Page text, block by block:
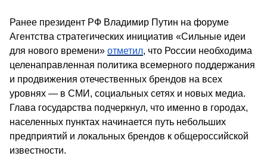
Ранее президент РФ Владимир Путин на форуме
Агентства стратегических инициатив «Сильные идеи
для нового времени» отметил, что России необходима
целенаправленная политика всемерного поддержания
и продвижения отечественных брендов на всех
уровнях — в СМИ, социальных сетях и новых медиа.
Глава государства подчеркнул, что именно в городах,
населенных пунктах начинается путь небольших
предприятий и локальных брендов к общероссийской
известности.